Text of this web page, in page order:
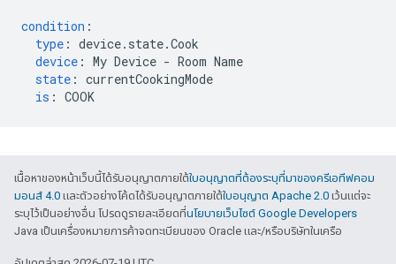
condition :
type : device.state.Cook
device : My Device - Room Name
state : currentCookingMode
is : COOK
เนื้อหาของหน้าเว็บนี้ได้รับอนุญาตภายใต้ใบอนุญาตที่ต้องระบุที่มาของครีเอทีฟคอม
มอนส์ 4.0 และตัวอย่างโค้ดได้รับอนุญาตภายใต้ใบอนุญาต Apache 2.0 เว้นแต่จะ
ระบุไว้เป็นอย่างอื่น โปรดดูรายละเอียดที่นโยบายเว็บไซต์ Google Developers
Java เป็นเครื่องหมายการค้าจดทะเบียนของ Oracle และ/หรือบริษัทในเครือ